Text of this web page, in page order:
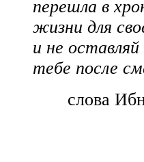
перешла в
жизни для
и не
тебе после
слова